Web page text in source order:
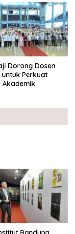
Dorong Dosen
untuk Perkuat